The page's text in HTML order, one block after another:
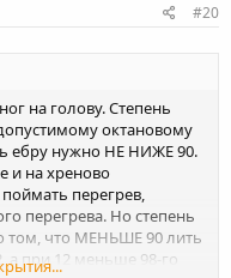
#20
на голову. Степень
октановому
ебру нужно НЕ НИЖЕ 90.
и на хреново
перегрев,
перегрева. Но степень
том, что МЕНЬШЕ 90 лить
а при 12 меньше 98-го